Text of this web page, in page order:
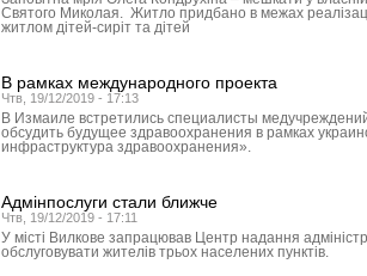
Святого Миколая. Житло придбано в межах
житлом дітей-сиріт та дітей
В рамках международного проекта
Чтв, 19/12/2019 - 17:13
В Измаиле встретились специалисты
обсудить будущее здравоохранения в рамках
инфраструктура здравоохранения».
Адмінпослуги стали ближче
Чтв, 19/12/2019 - 17:11
У місті Вилкове запрацював Центр надання
обслуговувати жителів трьох населених пунктів.